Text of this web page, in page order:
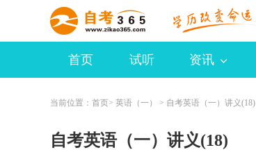
首页 试听 资讯
当前位置： 首页> 英语（一） > 自考英语（一）讲义(18)
自考英语（一）讲义(18)